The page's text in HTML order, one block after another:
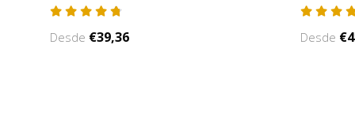
Desde €39,36 Desde